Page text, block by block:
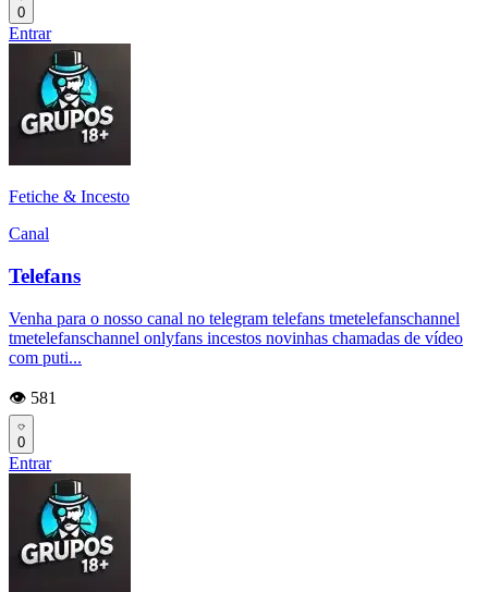
0
Entrar
Fetiche & Incesto
Canal
Telefans
Venha para o nosso canal no telegram telefans tmetelefanschannel
tmetelefanschannel onlyfans incestos novinhas chamadas de vídeo
com puti...
👁️ 581
0
Entrar